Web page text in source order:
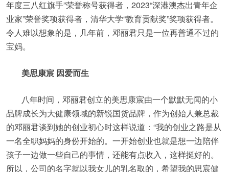
年度三八红旗手”荣誉称号获得者，2023“深港澳杰出青年企
业家”荣誉奖项获得者，清华大学“教育贡献奖”奖项获得者。
令人难以想象的是，几年前，邓丽君只是一位再普通不过的
宝妈。
美思康宸 因爱而生
八年时间，邓丽君创立的美思康宸由一个默默无闻的小
品牌成长为大健康领域的新锐国货品牌，作为创始人兼总裁
的邓丽君谈到她的创业初心时这样说道：“我的创业之路是从
一名全职妈妈的身份开始的。一开始创业也就是想一边陪伴
孩子一边做一些自己的事情，还能有点收入，这样挺好的。
所以，公司的名字就以我女儿的乳名取的，希望我的思宸健